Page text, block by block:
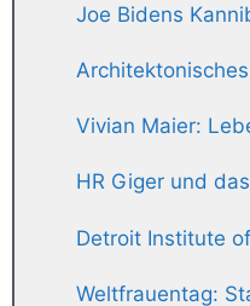
Joe Bidens
Vivian Maier:
HR Giger und
Detroit Institute
Weltfrauentag: